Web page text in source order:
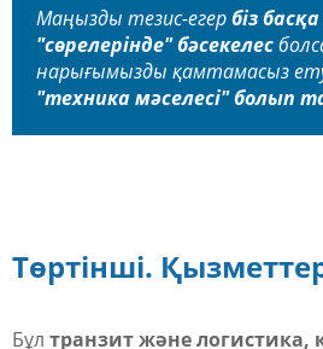
Маңызды тезис-егербіз
"сөрелерінде" бәсекелес
нарығымызды қамтамасыз ету
"техника мәселесі" болып
Төртінші.
Бұл транзит және